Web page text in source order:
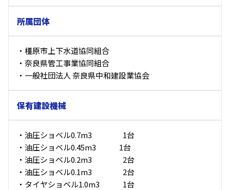
所属団体
・橿原市上下水道協同組合
・奈良県管工事業協同組合
・一般社団法人 奈良県中和建設業協会
保有建設機械
・油圧ショベル0.7m3 1台
・油圧ショベル0.45m3 1台
・油圧ショベル0.2m3 2台
・油圧ショベル0.1m3 2台
・タイヤショベル1.0m3 1台